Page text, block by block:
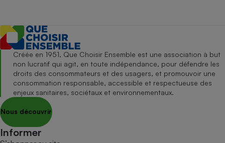
Créée en 1951, Que Choisir Ensemble est une association à but
non lucratif qui agit, en toute indépendance, pour défendre les
droits des consommateurs et des usagers, et promouvoir une
consommation responsable, accessible et respectueuse des
enjeux sanitaires, sociétaux et environnementaux.
Nous découvrir
Informer